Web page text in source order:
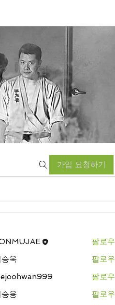
가입 요청하기
팔로우
욱
팔로우
팔로우
용
팔로우